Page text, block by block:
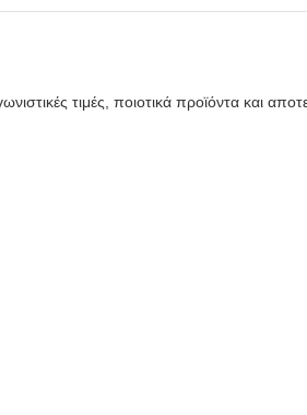
τιμές, ποιοτικά προϊόντα και